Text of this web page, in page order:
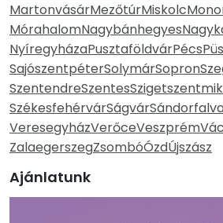
MartonvásárMezőtúrMiskolc
MórahalomNagybánhegyes
NyíregyházaPusztaföldvárPécs
SajószentpéterSolymárSopron
SzentendreSzentes
SzékesfehérvárSágvár
VeresegyházVerőceVeszprémVác
ZalaegerszegZsombóÓzdÚjszász
Ajánlatunk